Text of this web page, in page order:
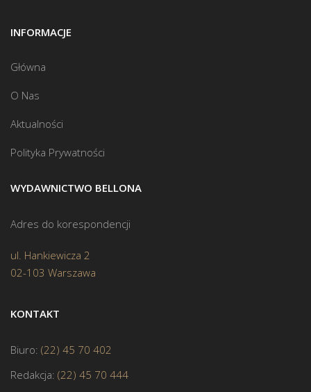
INFORMACJE
Główna
O Nas
Aktualności
Polityka Prywatności
WYDAWNICTWO BELLONA
Adres do korespondencji
ul. Hankiewicza 2
02-103 Warszawa
KONTAKT
Biuro: (22) 45 70 402
Redakcja: (22) 45 70 444